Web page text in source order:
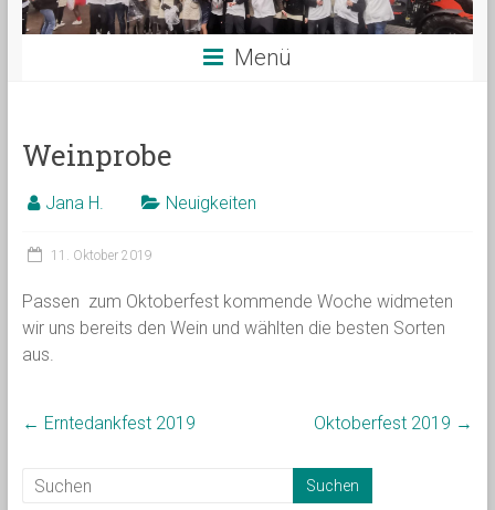
Menü
Weinprobe
Jana H. Neuigkeiten
11. Oktober 2019
Passen zum Oktoberfest kommende Woche widmeten
wir uns bereits den Wein und wählten die besten Sorten
aus.
← Erntedankfest 2019 Oktoberfest 2019 →